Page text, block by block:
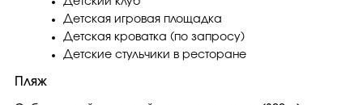
Детская игровая площадка
Детская кроватка (по запросу)
Детские стульчики в ресторане
Пляж